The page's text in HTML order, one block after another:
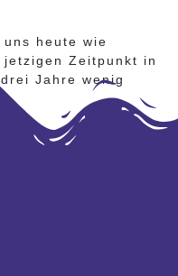
heute wie
Zeitpunkt in
Jahre wenig